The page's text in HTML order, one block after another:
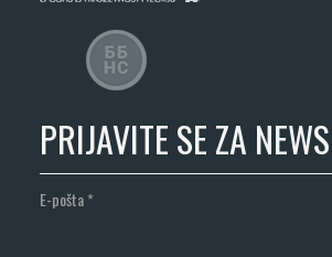
PRIJAVITE SE ZA
E-pošta*